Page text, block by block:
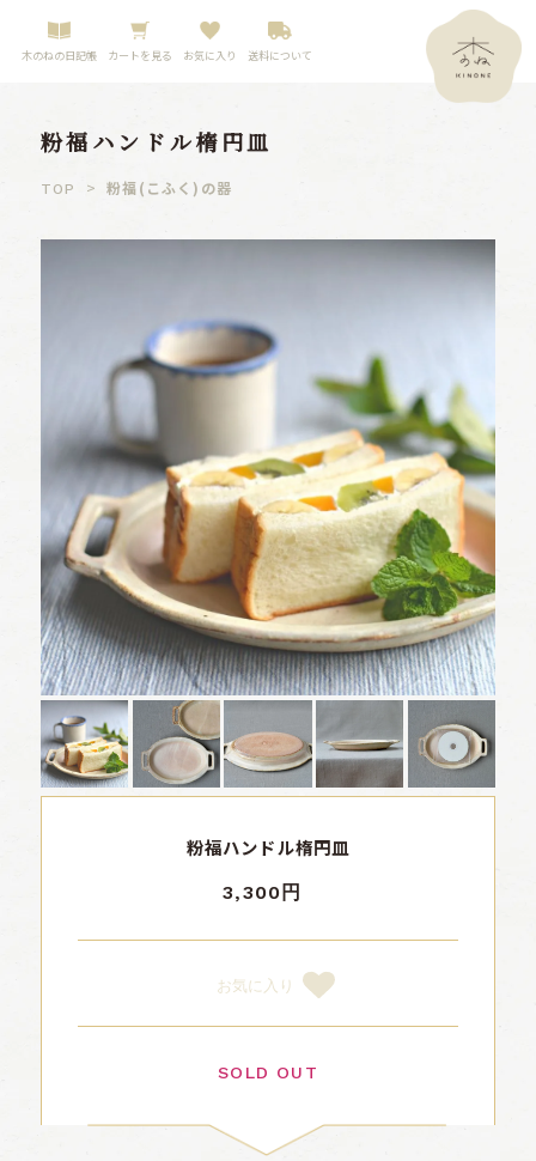
木のねの日記帳 カートを見る お気に入り 送料について
粉福ハンドル楕円皿
TOP >粉福(こふく)の器
粉福ハンドル楕円皿
3,300円
お気に入り
SOLD OUT